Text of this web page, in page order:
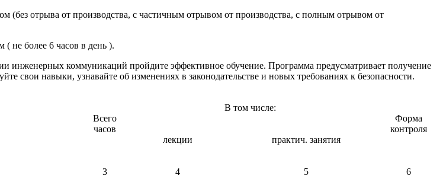
(без отрыва от производства, с частичным отрывом от производства, с полным отрывом от
( не более 6 часов в день ).
инженерных коммуникаций пройдите эффективное обучение. Программа предусматривает получение
свои навыки, узнавайте об изменениях в законодательстве и новых требованиях к безопасности.
Всего
часов
В том числе:
Форма
контроля
лекции
практич. занятия
3 4 5 6